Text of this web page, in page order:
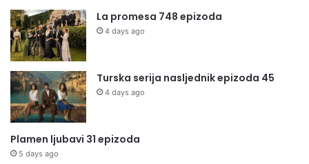
La promesa 748 epizoda
4 days ago
Turska serija nasljednik epizoda 45
4 days ago
Plamen ljubavi 31 epizoda
5 days ago